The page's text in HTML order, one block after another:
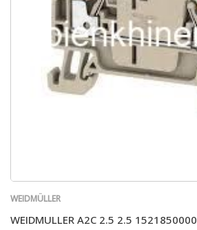
WEIDMÜLLER
WEIDMULLER A2C 2.5 2.5 1521850000